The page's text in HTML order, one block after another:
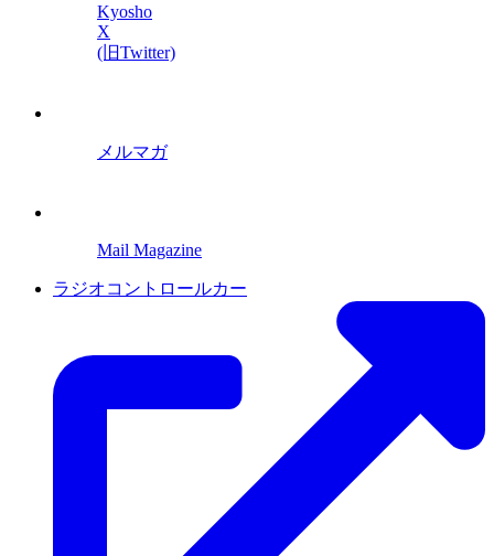
Kyosho
X
(旧Twitter)
メルマガ
Mail Magazine
ラジオコントロールカー